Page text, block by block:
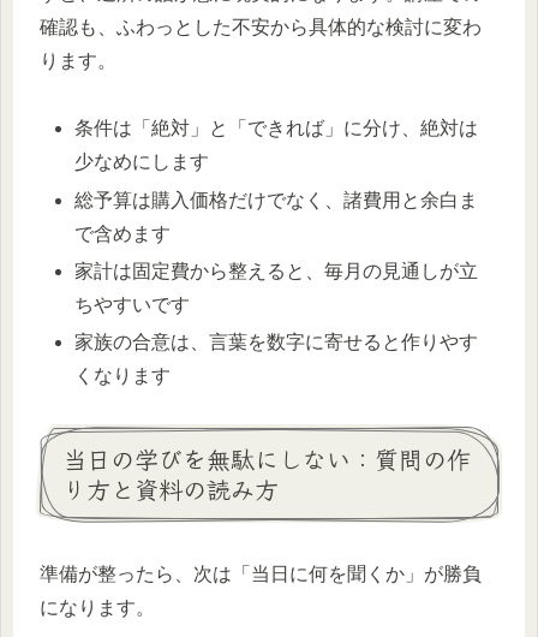
確認も、ふわっとした不安から具体的な検討に変わ
ります。
条件は「絶対」と「できれば」に分け、絶対は
少なめにします
総予算は購入価格だけでなく、諸費用と余白ま
で含めます
家計は固定費から整えると、毎月の見通しが立
ちやすいです
家族の合意は、言葉を数字に寄せると作りやす
くなります
当日の学びを無駄にしない：質問の作
り方と資料の読み方
準備が整ったら、次は「当日に何を聞くか」が勝負
になります。